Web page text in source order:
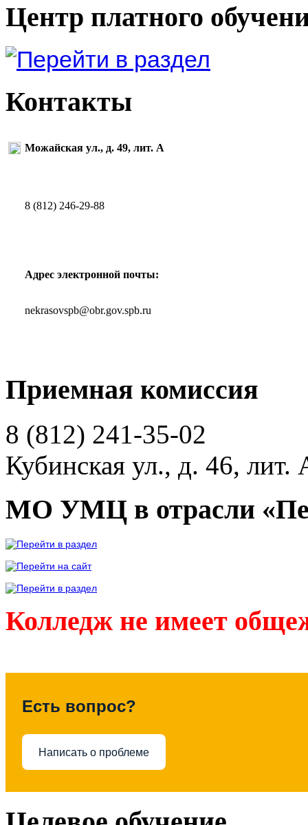
Центр платного
Контакты
Можайская ул., д. 49, лит. А
8 (812) 246-29-88
Адрес электронной почты:
nekrasovspb@obr.gov.spb.ru
Приемная комиссия
8 (812) 241-35-02
Кубинская ул., д. 46, лит.
МО УМЦ в отрасли
Колледж не имеет
Есть вопрос?
Написать о проблеме